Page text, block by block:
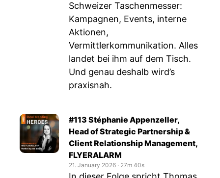
Schweizer Taschenmesser:
Kampagnen, Events, interne
Aktionen,
Vermittlerkommunikation. Alles
landet bei ihm auf dem Tisch.
Und genau deshalb wird’s
praxisnah.
#113 Stéphanie Appenzeller,
Head of Strategic Partnership &
Client Relationship Management,
FLYERALARM
21. January 2026 ‧ 27m 40s